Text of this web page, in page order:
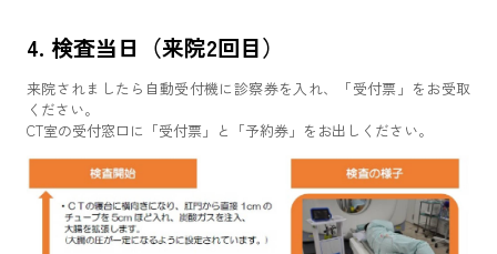
4. 検査当日（来院2回目）
来院されましたら自動受付機に診察券を入れ、「受付票」をお受取
ください。
CT室の受付窓口に「受付票」と「予約券」をお出しください。